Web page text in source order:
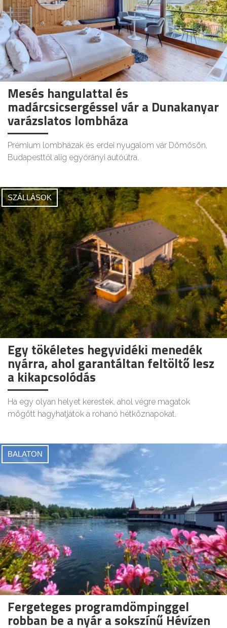
Mesés hangulattal és
madárcsicsergéssel vár a Dunakanyar
varázslatos lombháza
Prémium lombházak és erdei nyugalom vár Dömösön,
Budapesttől alig egyórányi autóútra.
SZÁLLÁSOK
Egy tökéletes hegyvidéki menedék
nyárra, ahol garantáltan feltöltő lesz
a kikapcsolódás
Ha egy olyan helyet kerestek, ahol végre magatok
mögött hagyhatjátok a rohanó hétköznapokat.
BALATON
Fergeteges programdömpinggel
robban be a nyár a sokszínű Hévízen